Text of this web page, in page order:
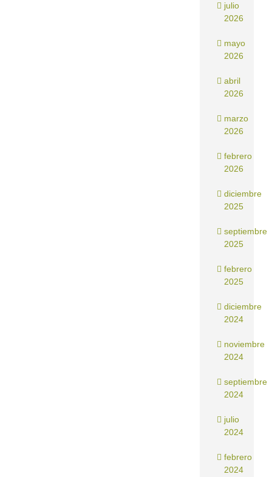
julio
2026
mayo
2026
abril
2026
marzo
2026
febrero
2026
diciembre
2025
septiembre
2025
febrero
2025
diciembre
2024
noviembre
2024
septiembre
2024
julio
2024
febrero
2024